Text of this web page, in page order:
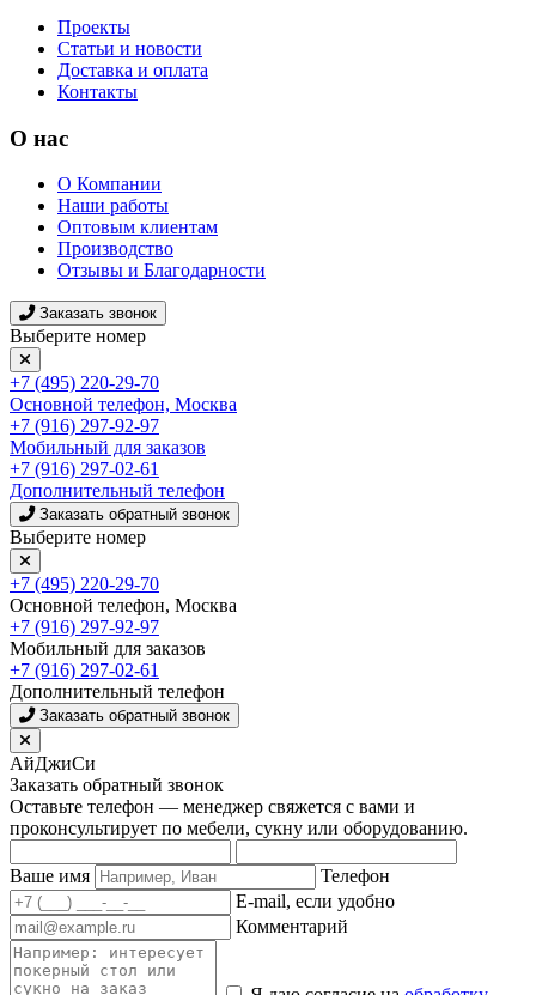
Проекты
Статьи и новости
Доставка и оплата
Контакты
О нас
О Компании
Наши работы
Оптовым клиентам
Производство
Отзывы и Благодарности
Заказать звонок
Выберите номер
+7 (495) 220-29-70
Основной телефон, Москва
+7 (916) 297-92-97
Мобильный для заказов
+7 (916) 297-02-61
Дополнительный телефон
Заказать обратный звонок
Выберите номер
+7 (495) 220-29-70
Основной телефон, Москва
+7 (916) 297-92-97
Мобильный для заказов
+7 (916) 297-02-61
Дополнительный телефон
Заказать обратный звонок
АйДжиСи
Заказать обратный звонок
Оставьте телефон — менеджер свяжется с вами и
проконсультирует по мебели, сукну или оборудованию.
Ваше имя
Телефон
E-mail, если удобно
Комментарий